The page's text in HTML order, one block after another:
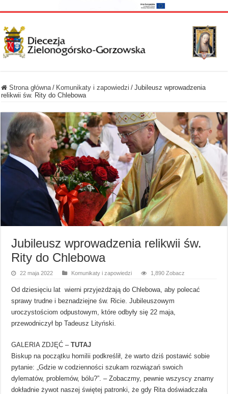
Strona główna / Komunikaty i zapowiedzi / Jubileusz wprowadzenia
relikwii św. Rity do Chlebowa
Jubileusz wprowadzenia relikwii św.
Rity do Chlebowa
22 maja 2022 Komunikaty i zapowiedzi 1,890 Zobacz
Od dziesięciu lat wierni przyjeżdżają do Chlebowa, aby polecać
sprawy trudne i beznadziejne św. Ricie. Jubileuszowym
uroczystościom odpustowym, które odbyły się 22 maja,
przewodniczył bp Tadeusz Lityński.
GALERIA ZDJĘĆ –TUTAJ
Biskup na początku homilii podkreślił, że warto dziś postawić sobie
pytanie: „Gdzie w codzienności szukam rozwiązań swoich
dylematów, problemów, bólu?”. – Zobaczmy, pewnie wszyscy znamy
dokładnie żywot naszej świętej patronki, że gdy Rita doświadczała